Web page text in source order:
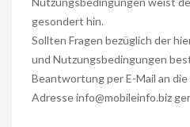
gesondert hin.
Sollten Fragen bezüglich der
und Nutzungsbedingungen
Beantwortung per E-Mail an die
Adresse info@mobileinfo.biz